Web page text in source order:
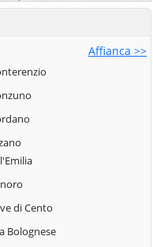
Affianca >>
di Cento
Bolognese